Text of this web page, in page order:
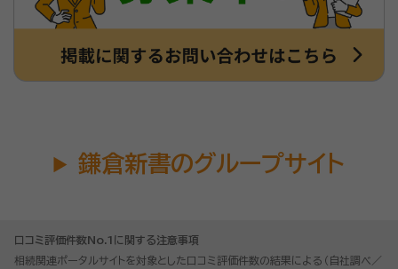
鎌倉新書のグループサイト
口コミ評価件数No.1に関する注意事項
相続関連ポータルサイトを対象とした口コミ評価件数の結果による（自社調べ／